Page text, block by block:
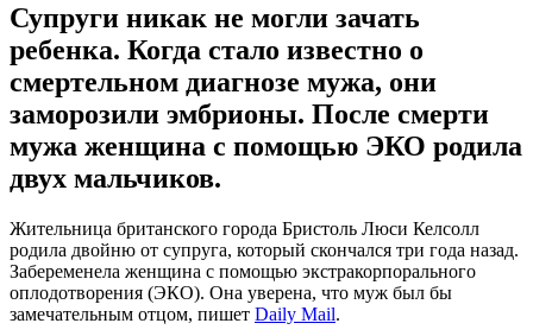
Супруги никак не могли зачать
ребенка. Когда стало известно о
смертельном диагнозе мужа, они
заморозили эмбрионы. После смерти
мужа женщина с помощью ЭКО родила
двух мальчиков.
Жительница британского города Бристоль Люси Келсолл
родила двойню от супруга, который скончался три года назад.
Забеременела женщина с помощью экстракорпорального
оплодотворения (ЭКО). Она уверена, что муж был бы
замечательным отцом, пишет Daily Mail.